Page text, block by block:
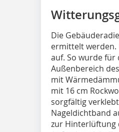
Die
ermittelt werden.
auf. So wurde für
Außenbereich
mit
mit 16 cm
sorgfältig
Nageldichtband
zur Hinterlüftung